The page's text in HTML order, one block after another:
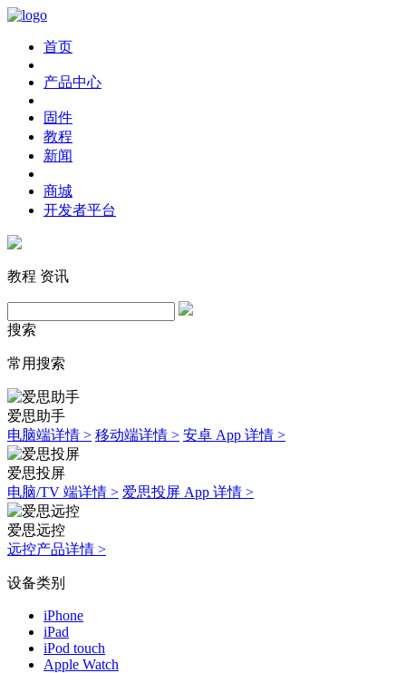
首页
产品中心
固件
教程
新闻
商城
开发者平台
教程 资讯
搜索
常用搜索
爱思助手
电脑端详情 > 移动端详情 > 安卓 App 详情 >
爱思投屏
电脑/TV 端详情 > 爱思投屏 App 详情 >
爱思远控
远控产品详情 >
设备类别
iPhone
iPad
iPod touch
Apple Watch